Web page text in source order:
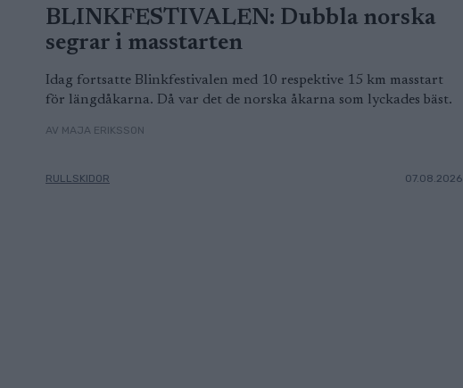
BLINKFESTIVALEN: Dubbla norska
segrar i masstarten
Idag fortsatte Blinkfestivalen med 10 respektive 15 km masstart
för längdåkarna. Då var det de norska åkarna som lyckades bäst.
AV MAJA ERIKSSON
RULLSKIDOR 07.08.2026